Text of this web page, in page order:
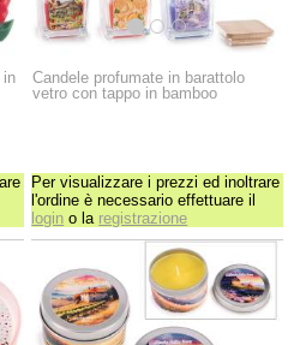
in
Candele profumate in barattolo
vetro con tappo in bamboo
Per visualizzare i prezzi ed inoltrare
l'ordine è necessario effettuare il
login o la registrazione